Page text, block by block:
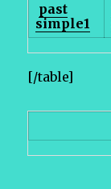
past
simple1
[/table]